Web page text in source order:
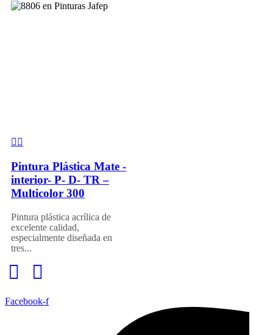
Pintura Plástica Mate -
interior- P- D- TR –
Multicolor 300
Pintura plástica acrílica de
excelente calidad,
especialmente diseñada en
tres...
Facebook-f